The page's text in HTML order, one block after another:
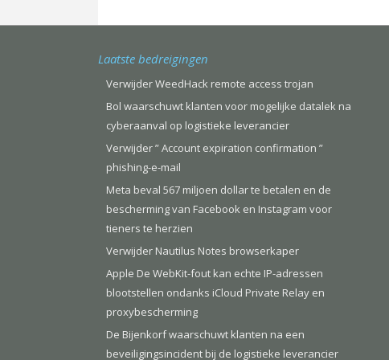
Laatste bedreigingen
Verwijder WeedHack remote access trojan
Bol waarschuwt klanten voor mogelijke datalek na
cyberaanval op logistieke leverancier
Verwijder ” Account expiration confirmation ”
phishing-e-mail
Meta beval 567 miljoen dollar te betalen en de
bescherming van Facebook en Instagram voor
tieners te herzien
Verwijder Nautilus Notes browserkaper
Apple De WebKit-fout kan echte IP-adressen
blootstellen ondanks iCloud Private Relay en
proxybescherming
De Bijenkorf waarschuwt klanten na een
beveiligingsincident bij de logistieke leverancier